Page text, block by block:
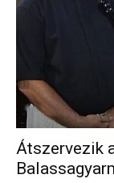
Átszervezik